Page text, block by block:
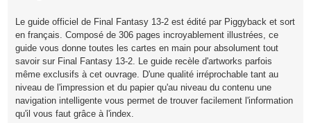
Le guide officiel de Final Fantasy 13-2 est édité par Piggyback et sort
en français. Composé de 306 pages incroyablement illustrées, ce
guide vous donne toutes les cartes en main pour absolument tout
savoir sur Final Fantasy 13-2. Le guide recèle d'artworks parfois
même exclusifs à cet ouvrage. D'une qualité irréprochable tant au
niveau de l'impression et du papier qu'au niveau du contenu une
navigation intelligente vous permet de trouver facilement l'information
qu'il vous faut grâce à l'index.